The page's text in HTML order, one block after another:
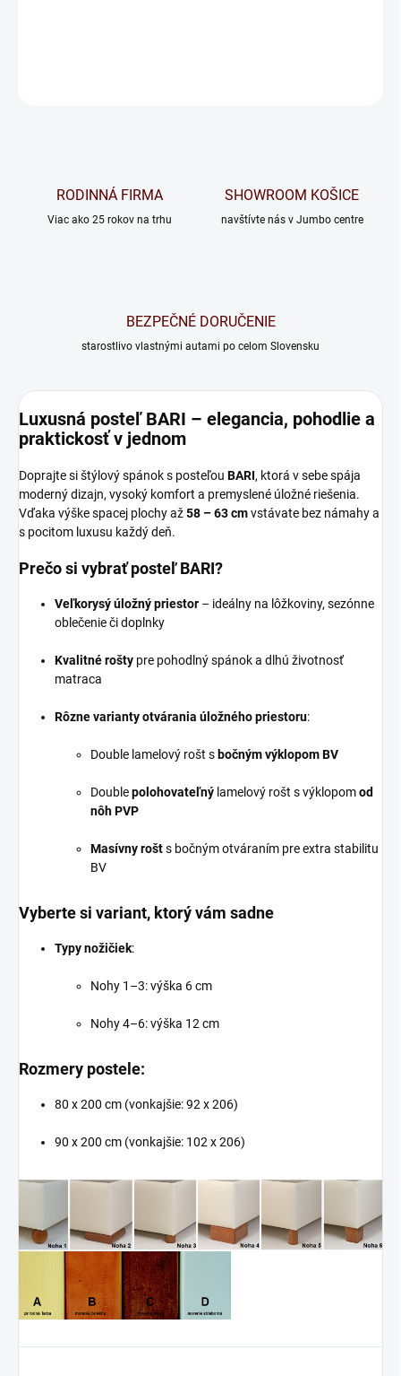
RODINNÁ FIRMA
Viac ako 25 rokov na trhu
SHOWROOM KOŠICE
navštívte nás v Jumbo centre
BEZPEČNÉ DORUČENIE
starostlivo vlastnými autami po celom Slovensku
Luxusná posteľ BARI – elegancia, pohodlie a
praktickosť v jednom
Doprajte si štýlový spánok s posteľou BARI, ktorá v sebe spája
moderný dizajn, vysoký komfort a premyslené úložné riešenia.
Vďaka výške spacej plochy až58 – 63 cmvstávate bez námahy a
s pocitom luxusu každý deň.
Prečo si vybrať posteľ BARI?
Veľkorysý úložný priestor – ideálny na lôžkoviny, sezónne
oblečenie či doplnky
Kvalitné rošty pre pohodlný spánok a dlhú životnosť
matraca
Rôzne varianty otvárania úložného priestoru:
Double lamelový rošt s bočným výklopom BV
Doublepolohovateľný lamelový rošt s výklopomod
nôh PVP
Masívny rošts bočným otváraním pre extra stabilitu
BV
Vyberte si variant, ktorý vám sadne
Typy nožičiek:
Nohy 1–3: výška 6 cm
Nohy 4–6: výška 12 cm
Rozmery postele:
80 x 200 cm (vonkajšie: 92 x 206)
90 x 200 cm (vonkajšie: 102 x 206)